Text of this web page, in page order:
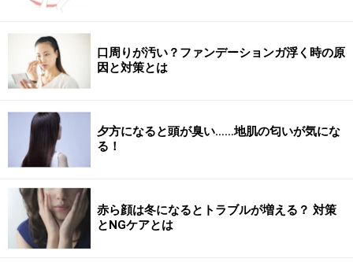
ト」「05 ホワイト」の全5色。
デイリーに使いやすいカラーとトレンド感のあるカラ
ー、両方ラインナップされているのが魅力的です。さっ
と目の際に引くだけで、一気に垢抜け顔を演出できま
す。
気分やファッションで使い分けもできるリキッドアイライナ
ー
口周りが汚い？ファンデーションガ浮く時の原
因と対策とは
夕方になると頭が臭い……地肌の匂いが気にな
る！
赤ら顔は冬になるとトラブルが増える？ 対策
とNGケアとは